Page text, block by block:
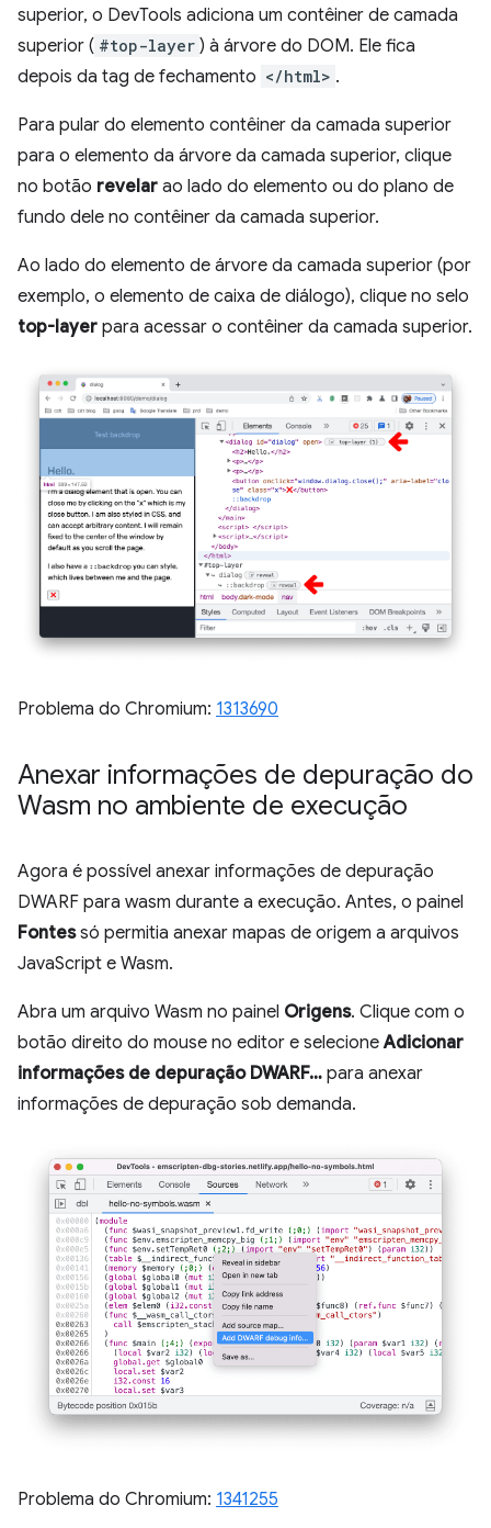
superior, o DevTools adiciona um contêiner de camada
superior ( #top-layer ) à árvore do DOM. Ele fica
depois da tag de fechamento </html> .
Para pular do elemento contêiner da camada superior
para o elemento da árvore da camada superior, clique
no botão revelar ao lado do elemento ou do plano de
fundo dele no contêiner da camada superior.
Ao lado do elemento de árvore da camada superior (por
exemplo, o elemento de caixa de diálogo), clique no selo
top-layer para acessar o contêiner da camada superior.
Problema do Chromium: 1313690
Anexar informações de depuração do
Wasm no ambiente de execução
Agora é possível anexar informações de depuração
DWARF para wasm durante a execução. Antes, o painel
Fontessó permitia anexar mapas de origem a arquivos
JavaScript e Wasm.
Abra um arquivo Wasm no painel Origens. Clique com o
botão direito do mouse no editor e selecioneAdicionar
informações de depuração DWARF… para anexar
informações de depuração sob demanda.
Problema do Chromium: 1341255